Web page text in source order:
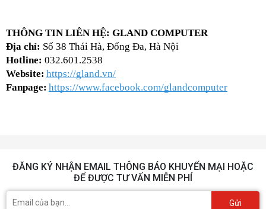
THÔNG TIN LIÊN HỆ: GLAND COMPUTER
Địa chỉ: Số 38 Thái Hà, Đống Đa, Hà Nội
Hotline: 032.601.2538
Website: https://gland.vn/
Fanpage: https://www.facebook.com/glandcomputer
ĐĂNG KÝ NHẬN EMAIL THÔNG BÁO KHUYẾN MẠI HOẶC
ĐỂ ĐƯỢC TƯ VẤN MIỄN PHÍ
Gửi